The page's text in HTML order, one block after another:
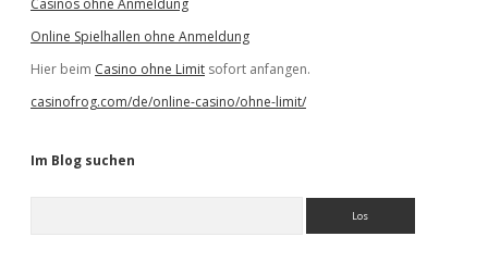
Casinos ohne Anmeldung
Online Spielhallen ohne Anmeldung
Hier beim Casino ohne Limit sofort anfangen.
casinofrog.com/de/online-casino/ohne-limit/
Im Blog suchen